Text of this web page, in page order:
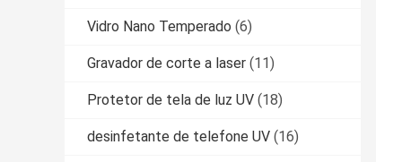
Vidro Nano Temperado (6)
Gravador de corte a laser (11)
Protetor de tela de luz UV (18)
desinfetante de telefone UV (16)